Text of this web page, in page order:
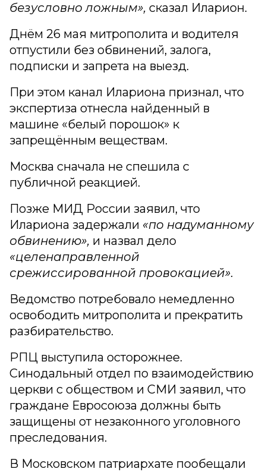
безусловно ложным», сказал Иларион.
Днём 26 мая митрополита и водителя
отпустили без обвинений, залога,
подписки и запрета на выезд.
При этом канал Илариона признал, что
экспертиза отнесла найденный в
машине «белый порошок» к
запрещённым веществам.
Москва сначала не спешила с
публичной реакцией.
Позже МИД России заявил, что
Илариона задержали «по надуманному
обвинению», и назвал дело
«целенаправленной
срежиссированной провокацией».
Ведомство потребовало немедленно
освободить митрополита и прекратить
разбирательство.
РПЦ выступила осторожнее.
Синодальный отдел по взаимодействию
церкви с обществом и СМИ заявил, что
граждане Евросоюза должны быть
защищены от незаконного уголовного
преследования.
В Московском патриархате пообещали